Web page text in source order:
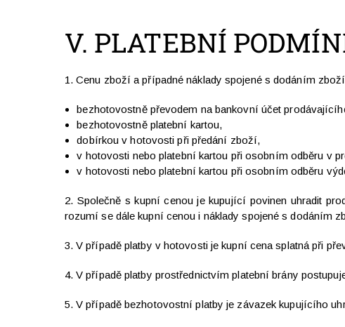
V. PLATEBNÍ
1. Cenu zboží a případné náklady spojené s dodáním
bezhotovostně převodem na bankovní účet
bezhotovostně platební kartou,
dobírkou v hotovosti při předání zboží,
v hotovosti nebo platební kartou při osobním odběru v
v hotovosti nebo platební kartou při osobním odběru
2. Společně s kupní cenou je kupující povinen uhradit
rozumí se dále kupní cenou i náklady spojené s dodáním
3. V případě platby v hotovosti je kupní cena splatná při
4. V případě platby prostřednictvím platební brány
5. V případě bezhotovostní platby je závazek kupujícího